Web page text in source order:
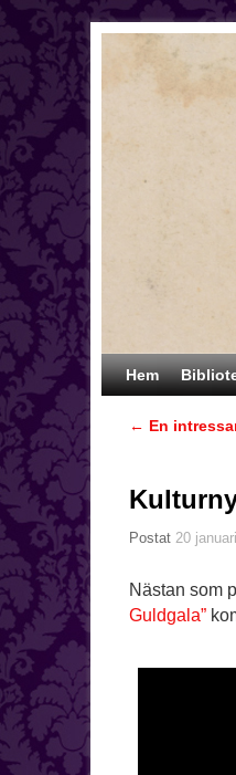
Hoppa till
Hoppa till sekundärt
Hem
← En
Postat 20
Nästan som
Guldgala”